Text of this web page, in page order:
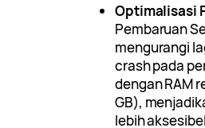
Optimalisasi
Pembaruan
mengurangi
crash pada
dengan RAM
GB),
lebih